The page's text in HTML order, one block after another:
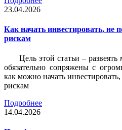
23.04.2026
Как начать инвестировать, не
рискам
Цель этой статьи –
обязательно сопряжены с
как можно начать
рискам
Подробнее
14.04.2026